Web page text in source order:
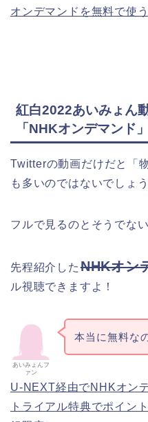
オンデマンドを無料で使
紅白2022あいみょん
「NHKオンデマンド
Twitterの動画だけだと「
も多いのではないでしょう
フルで見るのとそうでな
先程紹介した NHKオン
ル視聴できますよ！
あいみょんフ
ァン
本当に無料な
U-NEXT経由でNHKオン
トライアル特典でポイン